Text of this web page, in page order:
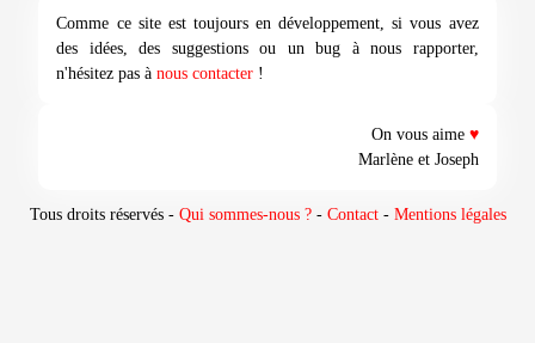
Comme ce site est toujours en développement, si vous avez
des idées, des suggestions ou un bug à nous rapporter,
n'hésitez pas ànous contacter !
On vous aime ♥
Marlène et Joseph
Tous droits réservés - Qui sommes-nous ?- Contact- Mentions légales